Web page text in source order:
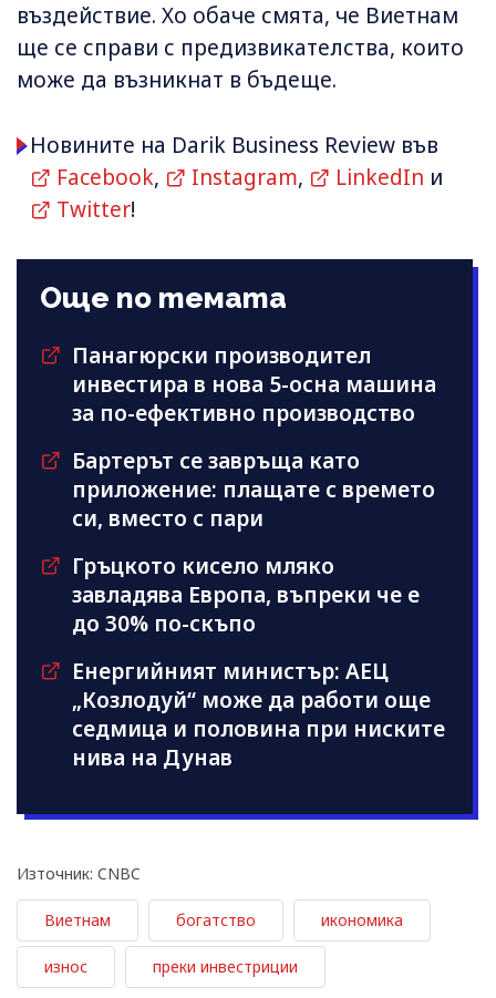
въздействие. Хо обаче смята, че Виетнам
ще се справи с предизвикателства, които
може да възникнат в бъдеще.
Новините на Darik Business Review във
Facebook, Instagram, LinkedIn и
Twitter!
Още по темата
Панагюрски производител
инвестира в нова 5-осна машина
за по-ефективно производство
Бартерът се завръща като
приложение: плащате с времето
си, вместо с пари
Гръцкото кисело мляко
завладява Европа, въпреки че е
до 30% по-скъпо
Енергийният министър: АЕЦ
„Козлодуй“ може да работи още
седмица и половина при ниските
нива на Дунав
Източник: CNBC
Виетнам богатство икономика
износ преки инвестриции